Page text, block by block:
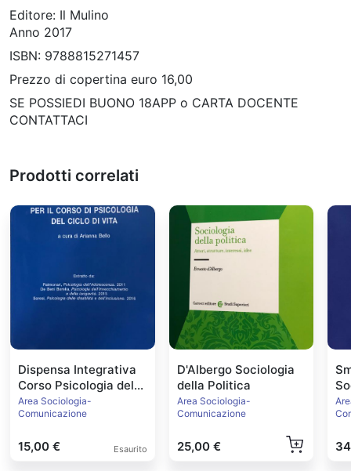
Editore: Il Mulino
Anno 2017
ISBN: 9788815271457
Prezzo di copertina euro 16,00
SE POSSIEDI BUONO 18APP o CARTA DOCENTE
CONTATTACI
Prodotti correlati
Dispensa Integrativa
Corso Psicologia del
Ciclo di Vita
Area Sociologia-
Comunicazione
15,00 € Esaurito
D'Albergo Sociologia
della Politica
Area Sociologia-
Comunicazione
25,00 €